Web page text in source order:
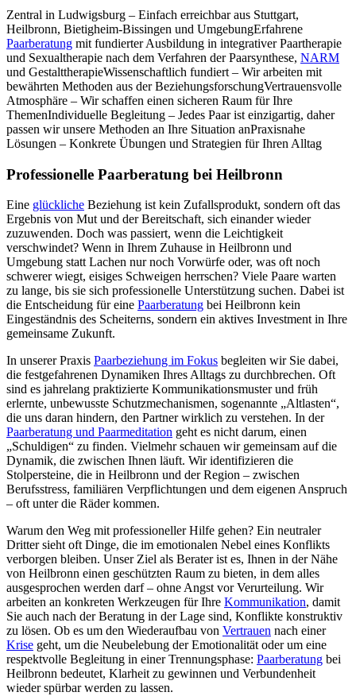
Zentral in Ludwigsburg – Einfach erreichbar aus Stuttgart,
Heilbronn, Bietigheim-Bissingen und UmgebungErfahrene
Paarberatung mit fundierter Ausbildung in integrativer Paartherapie
und Sexualtherapie nach dem Verfahren der Paarsynthese, NARM
und GestalttherapieWissenschaftlich fundiert – Wir arbeiten mit
bewährten Methoden aus der BeziehungsforschungVertrauensvolle
Atmosphäre – Wir schaffen einen sicheren Raum für Ihre
ThemenIndividuelle Begleitung – Jedes Paar ist einzigartig, daher
passen wir unsere Methoden an Ihre Situation anPraxisnahe
Lösungen – Konkrete Übungen und Strategien für Ihren Alltag
Professionelle Paarberatung bei Heilbronn
Eine glückliche Beziehung ist kein Zufallsprodukt, sondern oft das
Ergebnis von Mut und der Bereitschaft, sich einander wieder
zuzuwenden. Doch was passiert, wenn die Leichtigkeit
verschwindet? Wenn in Ihrem Zuhause in Heilbronn und
Umgebung statt Lachen nur noch Vorwürfe oder, was oft noch
schwerer wiegt, eisiges Schweigen herrschen? Viele Paare warten
zu lange, bis sie sich professionelle Unterstützung suchen. Dabei ist
die Entscheidung für eine Paarberatung bei Heilbronn kein
Eingeständnis des Scheiterns, sondern ein aktives Investment in Ihre
gemeinsame Zukunft.
In unserer Praxis Paarbeziehung im Fokus begleiten wir Sie dabei,
die festgefahrenen Dynamiken Ihres Alltags zu durchbrechen. Oft
sind es jahrelang praktizierte Kommunikationsmuster und früh
erlernte, unbewusste Schutzmechanismen, sogenannte „Altlasten“,
die uns daran hindern, den Partner wirklich zu verstehen. In der
Paarberatung und Paarmeditation geht es nicht darum, einen
„Schuldigen“ zu finden. Vielmehr schauen wir gemeinsam auf die
Dynamik, die zwischen Ihnen läuft. Wir identifizieren die
Stolpersteine, die in Heilbronn und der Region – zwischen
Berufsstress, familiären Verpflichtungen und dem eigenen Anspruch
– oft unter die Räder kommen.
Warum den Weg mit professioneller Hilfe gehen? Ein neutraler
Dritter sieht oft Dinge, die im emotionalen Nebel eines Konflikts
verborgen bleiben. Unser Ziel als Berater ist es, Ihnen in der Nähe
von Heilbronn einen geschützten Raum zu bieten, in dem alles
ausgesprochen werden darf – ohne Angst vor Verurteilung. Wir
arbeiten an konkreten Werkzeugen für Ihre Kommunikation, damit
Sie auch nach der Beratung in der Lage sind, Konflikte konstruktiv
zu lösen. Ob es um den Wiederaufbau von Vertrauen nach einer
Krise geht, um die Neubelebung der Emotionalität oder um eine
respektvolle Begleitung in einer Trennungsphase: Paarberatung bei
Heilbronn bedeutet, Klarheit zu gewinnen und Verbundenheit
wieder spürbar werden zu lassen.